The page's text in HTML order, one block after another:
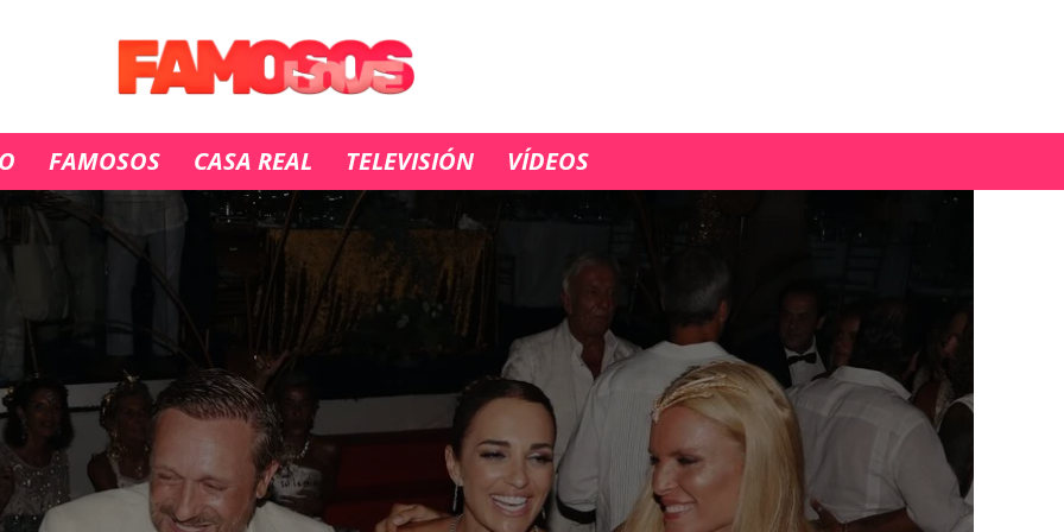
FAMOSOS CASA REAL TELEVISIÓN VÍDEOS